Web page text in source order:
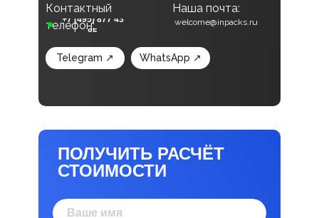
Наши социальные сети:
Наша почта:
Контактный
телефон:
welcome@inpacks.ru
+7 (495) 877 43
85
WhatsApp ↗
Telegram ↗
ПОЛУЧИТЬ РАСЧЁТ
СТОИМОСТИ